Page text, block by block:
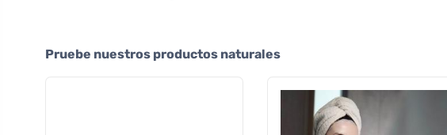
Pruebe nuestros productos naturales